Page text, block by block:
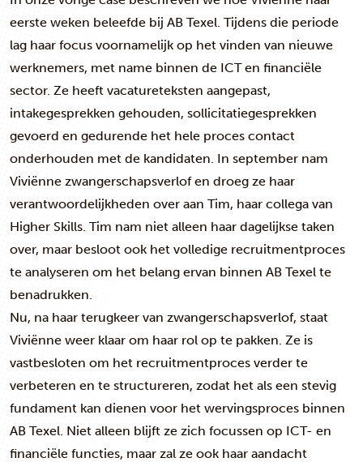
eerste weken beleefde bij AB Texel. Tijdens die periode
lag haar focus voornamelijk op het vinden van nieuwe
werknemers, met name binnen de ICT en financiële
sector. Ze heeft vacatureteksten aangepast,
intakegesprekken gehouden, sollicitatiegesprekken
gevoerd en gedurende het hele proces contact
onderhouden met de kandidaten. In september nam
Viviënne zwangerschapsverlof en droeg ze haar
verantwoordelijkheden over aan Tim, haar collega van
Higher Skills. Tim nam niet alleen haar dagelijkse taken
over, maar besloot ook het volledige recruitmentproces
te analyseren om het belang ervan binnen AB Texel te
benadrukken.
Nu, na haar terugkeer van zwangerschapsverlof, staat
Viviënne weer klaar om haar rol op te pakken. Ze is
vastbesloten om het recruitmentproces verder te
verbeteren en te structureren, zodat het als een stevig
fundament kan dienen voor het wervingsproces binnen
AB Texel. Niet alleen blijft ze zich focussen op ICT- en
financiële functies, maar zal ze ook haar aandacht